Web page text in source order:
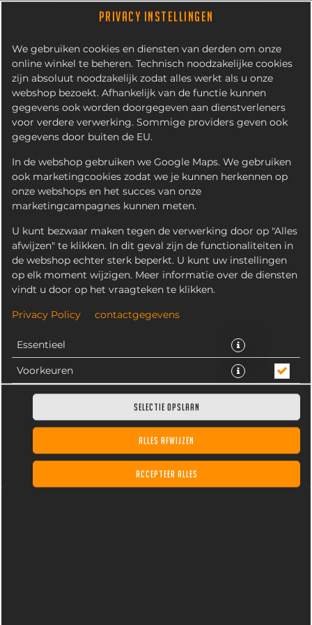
PRIVACY INSTELLINGEN
We gebruiken cookies en diensten van derden om onze
online winkel te beheren. Technisch noodzakelijke cookies
zijn absoluut noodzakelijk zodat alles werkt als u onze
webshop bezoekt. Afhankelijk van de functie kunnen
gegevens ook worden doorgegeven aan dienstverleners
voor verdere verwerking. Sommige providers geven ook
gegevens door buiten de EU.
In de webshop gebruiken we Google Maps. We gebruiken
ook marketingcookies zodat we je kunnen herkennen op
onze webshops en het succes van onze
marketingcampagnes kunnen meten.
U kunt bezwaar maken tegen de verwerking door op "Alles
afwijzen" te klikken. In dit geval zijn de functionaliteiten in
de webshop echter sterk beperkt. U kunt uw instellingen
op elk moment wijzigen. Meer informatie over de diensten
vindt u door op het vraagteken te klikken.
Privacy Policy contactgegevens
Essentieel
Voorkeuren
Statistieken
SELECTIE OPSLAAN
ALLES AFWIJZEN
ACCEPTEER ALLES
HAWAÏBURGER MENU
rundvlees, ui, kaas, ananas, grillsaus en curry. Inclusief
frites, fritessaus en dagverse gemengde salade.